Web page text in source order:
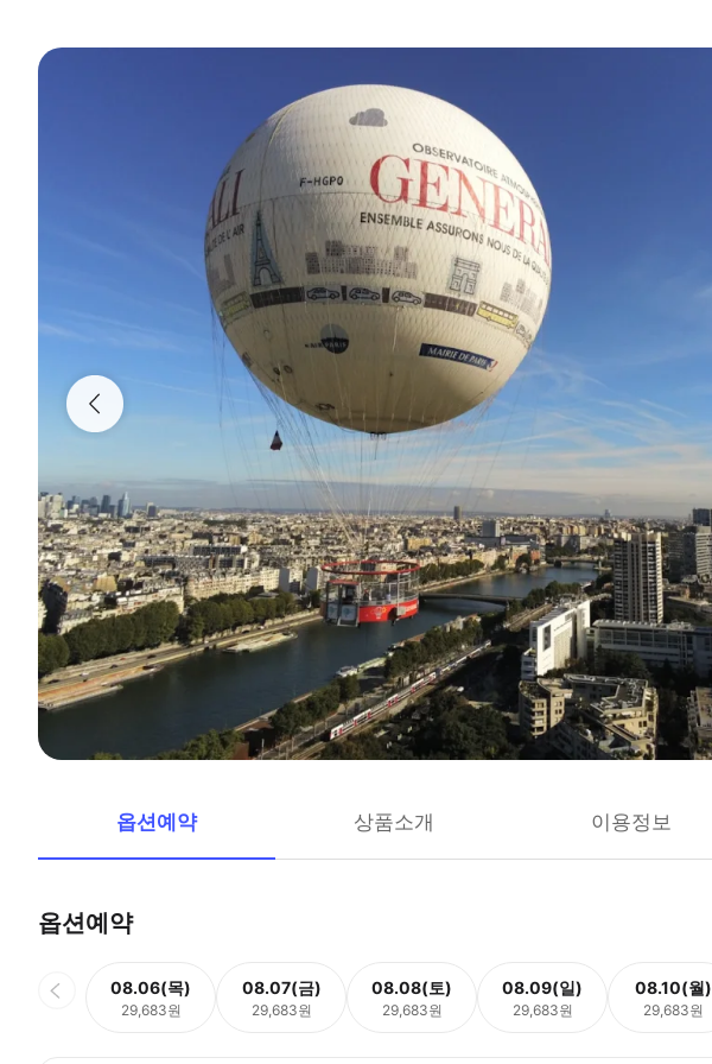
옵션예약 상품소개 이용정보
옵션예약
08.06(목)
29,683원
08.07(금)
29,683원
08.08(토)
29,683원
08.09(일)
29,683원
08.10(월)
29,683원